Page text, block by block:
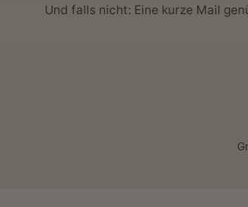
Und falls nicht: Eine kurze Mail